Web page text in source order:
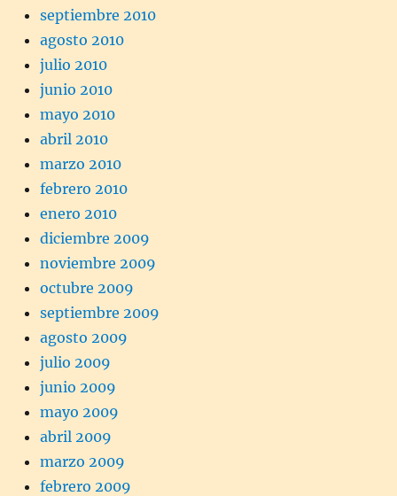
septiembre 2010
agosto 2010
julio 2010
junio 2010
mayo 2010
abril 2010
marzo 2010
febrero 2010
enero 2010
diciembre 2009
noviembre 2009
octubre 2009
septiembre 2009
agosto 2009
julio 2009
junio 2009
mayo 2009
abril 2009
marzo 2009
febrero 2009